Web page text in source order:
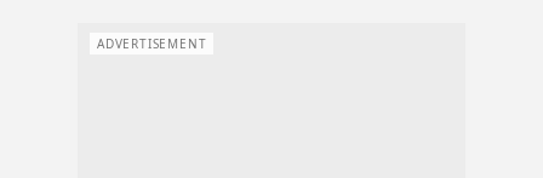
ADVERTISEMENT